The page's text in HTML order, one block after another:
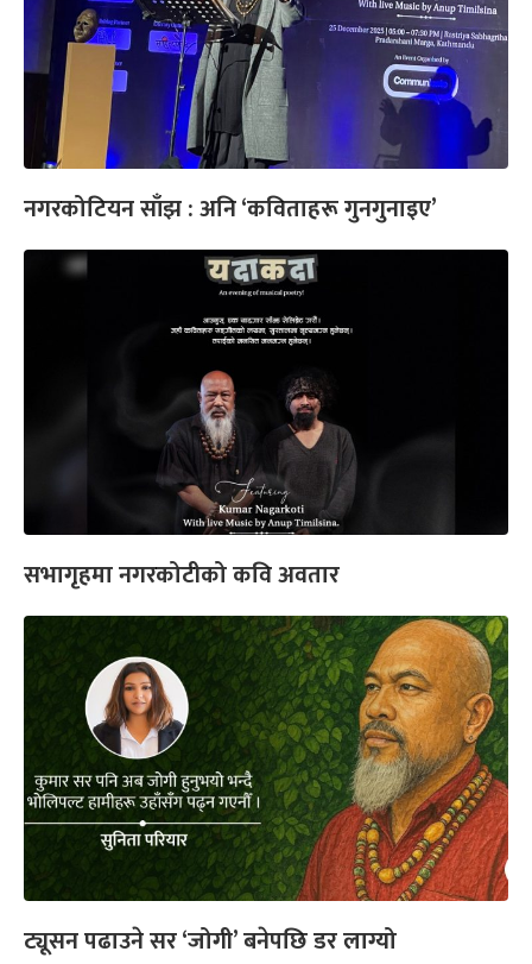
नगरकोटियन साँझ : अनि ‘कविताहरू गुनगुनाइए’
सभागृहमा नगरकोटीको कवि अवतार
ट्यूसन पढाउने सर ‘जोगी’ बनेपछि डर लाग्यो